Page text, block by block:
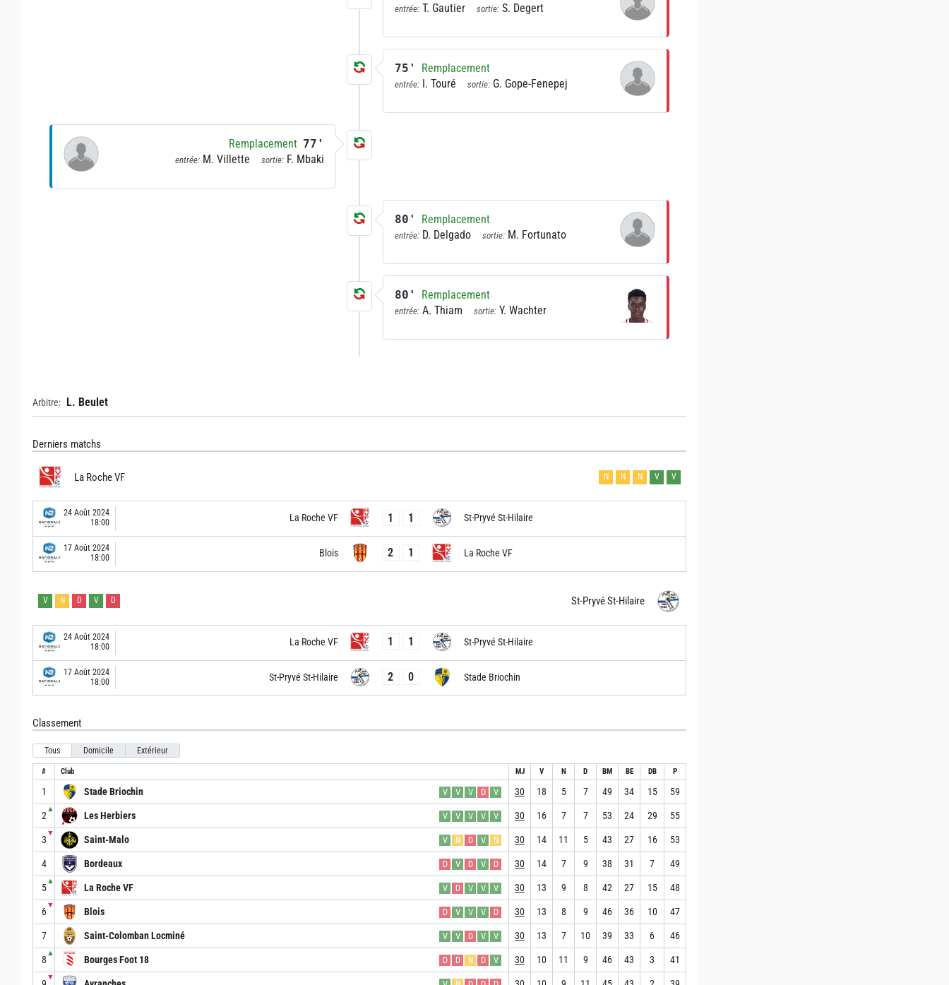
entrée: T. Gautier sortie: S. Degert
75' Remplacement
entrée: I. Touré sortie: G. Gope-Fenepej
Remplacement 77'
entrée: M. Villette sortie: F. Mbaki
80' Remplacement
entrée: D. Delgado sortie: M. Fortunato
80' Remplacement
entrée: A. Thiam sortie: Y. Wachter
Arbitre: L. Beulet
Derniers matchs
La Roche VF N N N V V
24 Août 2024
18:00
La Roche VF 1 1 St-Pryvé St-Hilaire
17 Août 2024
18:00
Blois 2 1 La Roche VF
St-Pryvé St-Hilaire
V N D V D
24 Août 2024
18:00
La Roche VF 1 1 St-Pryvé St-Hilaire
17 Août 2024
18:00
St-Pryvé St-Hilaire 2 0 Stade Briochin
Classement
Tous Domicile Extérieur
# Club MJ V N D BM BE DB P
1 Stade Briochin V V V D V 30 18 5 7 49 34 15 59
2
▲
Les Herbiers V V V V V 30 16 7 7 53 24 29 55
3
▼
Saint-Malo V N D V N 30 14 11 5 43 27 16 53
4 Bordeaux D V D V D 30 14 7 9 38 31 7 49
5
▲
La Roche VF V D V V V 30 13 9 8 42 27 15 48
6
▼
Blois D V V V D 30 13 8 9 46 36 10 47
7 Saint-Colomban Locminé V V D V V 30 13 7 10 39 33 6 46
8
▲
Bourges Foot 18 D D N D V 30 10 11 9 46 43 3 41
▼